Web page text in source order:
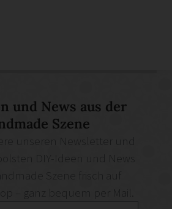
und News aus der
Szene
– ganz bequem per Mail.